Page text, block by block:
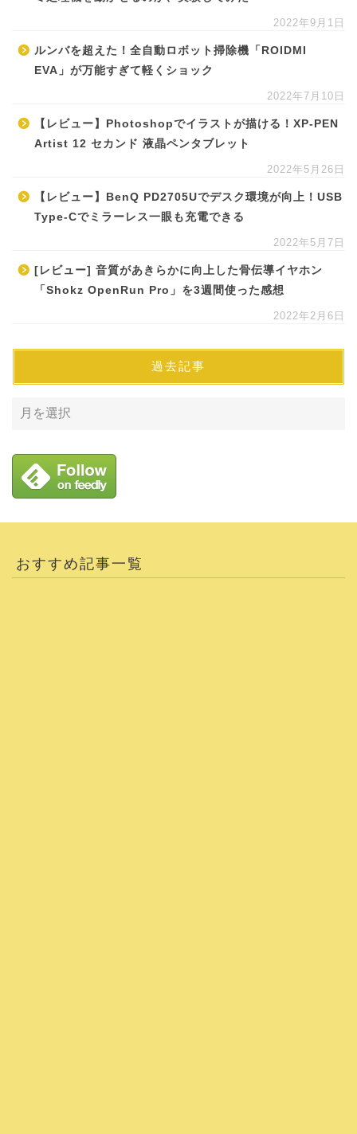
2022年9月1日
ルンバを超えた！全自動ロボット掃除機「ROIDMI
EVA」が万能すぎて軽くショック
2022年7月10日
【レビュー】Photoshopでイラストが描ける！XP-PEN
Artist 12 セカンド 液晶ペンタブレット
2022年5月26日
【レビュー】BenQ PD2705Uでデスク環境が向上！USB
Type-Cでミラーレス一眼も充電できる
2022年5月7日
[レビュー] 音質があきらかに向上した骨伝導イヤホン
「Shokz OpenRun Pro」を3週間使った感想
2022年2月6日
過去記事
おすすめ記事一覧